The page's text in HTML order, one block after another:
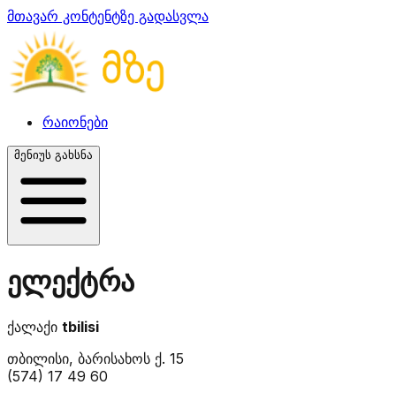
მთავარ კონტენტზე გადასვლა
რაიონები
მენიუს გახსნა
ელექტრა
ქალაქი tbilisi
თბილისი, ბარისახოს ქ. 15
(574) 17 49 60